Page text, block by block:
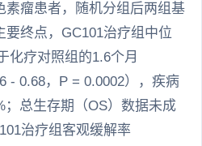
素瘤患者，随机分组后两组基
终点，GC101治疗组中位
化疗对照组的1.6个月
- 0.68，P = 0.0002），疾病
总生存期（OS）数据未成
治疗组客观缓解率